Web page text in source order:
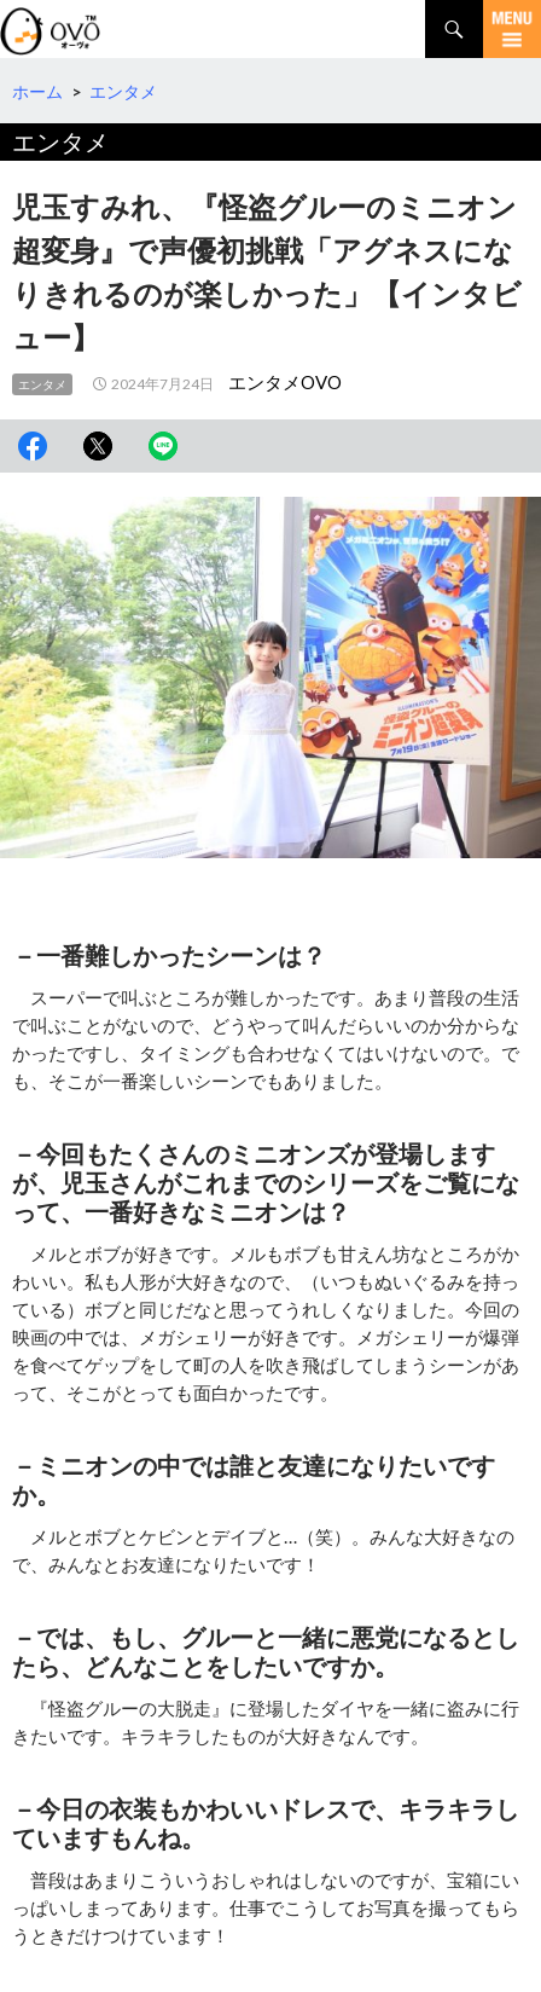
検
索
コ
テ
へ
動
ホーム > エンタメ
エンタメ
児玉すみれ、『怪盗グルーのミニオン
超変身』で声優初挑戦「アグネスにな
りきれるのが楽しかった」【インタビ
ュー】
エンタメ 2024年7月24日 エンタメOVO
－一番難しかったシーンは？
スーパーで叫ぶところが難しかったです。あまり普段の生活
で叫ぶことがないので、どうやって叫んだらいいのか分からな
かったですし、タイミングも合わせなくてはいけないので。で
も、そこが一番楽しいシーンでもありました。
－今回もたくさんのミニオンズが登場します
が、児玉さんがこれまでのシリーズをご覧にな
って、一番好きなミニオンは？
メルとボブが好きです。メルもボブも甘えん坊なところがか
わいい。私も人形が大好きなので、（いつもぬいぐるみを持っ
ている）ボブと同じだなと思ってうれしくなりました。今回の
映画の中では、メガシェリーが好きです。メガシェリーが爆弾
を食べてゲップをして町の人を吹き飛ばしてしまうシーンがあ
って、そこがとっても面白かったです。
－ミニオンの中では誰と友達になりたいです
か。
メルとボブとケビンとデイブと…（笑）。みんな大好きなの
で、みんなとお友達になりたいです！
－では、もし、グルーと一緒に悪党になるとし
たら、どんなことをしたいですか。
『怪盗グルーの大脱走』に登場したダイヤを一緒に盗みに行
きたいです。キラキラしたものが大好きなんです。
－今日の衣装もかわいいドレスで、キラキラし
ていますもんね。
普段はあまりこういうおしゃれはしないのですが、宝箱にい
っぱいしまってあります。仕事でこうしてお写真を撮ってもら
うときだけつけています！